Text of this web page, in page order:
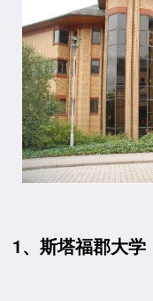
1、斯塔福郡大学